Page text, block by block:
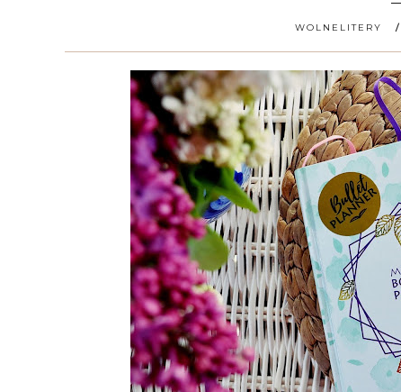
WOLNELITERY